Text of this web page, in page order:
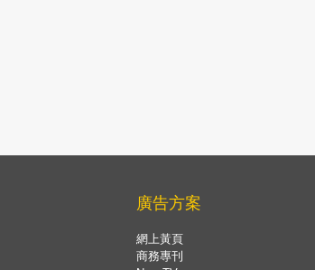
廣告方案
網上黃頁
商務專刊